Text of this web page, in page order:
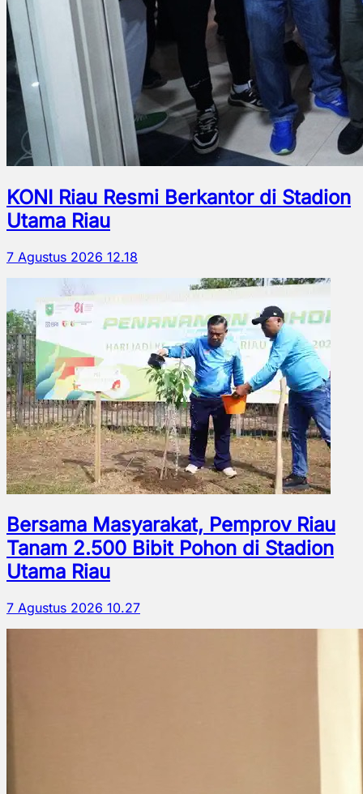
KONI Riau Resmi Berkantor di Stadion
Utama Riau
7 Agustus 2026 12.18
Bersama Masyarakat, Pemprov Riau
Tanam 2.500 Bibit Pohon di Stadion
Utama Riau
7 Agustus 2026 10.27